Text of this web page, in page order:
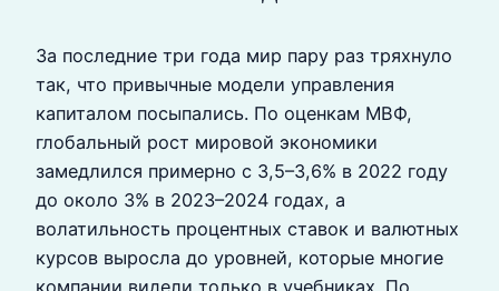
За последние три года мир пару раз тряхнуло
так, что привычные модели управления
капиталом посыпались. По оценкам МВФ,
глобальный рост мировой экономики
замедлился примерно с 3,5–3,6% в 2022 году
до около 3% в 2023–2024 годах, а
волатильность процентных ставок и валютных
курсов выросла до уровней, которые многие
компании видели только в учебниках. По